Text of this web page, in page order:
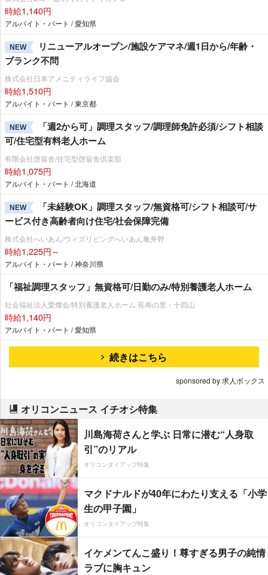
時給1,140円
アルバイト・パート / 愛知県
NEW
リニューアルオープン/施設ケアマネ/週1日から/年齢・
ブランク不問
株式会社日本アメニティライフ協会
時給1,510円
アルバイト・パート / 東京都
NEW
「週2から可」調理スタッフ/調理師免許必須/シフト相談
可/住宅型有料老人ホーム
有限会社啓翁舎/住宅型啓翁舎倶楽部
時給1,075円
アルバイト・パート / 北海道
NEW
「未経験OK」調理スタッフ/無資格可/シフト相談可/サ
ービス付き高齢者向け住宅/社会保障完備
株式会社へいあん/ウィズリビングへいあん亀井野
時給1,225円～
アルバイト・パート / 神奈川県
「福祉調理スタッフ」無資格可/日勤のみ/特別養護老人ホーム
社会福祉法人愛燦会/特別養護老人ホーム 長寿の里・十四山
時給1,140円
アルバイト・パート / 愛知県
続きはこちら
sponsored by 求人ボックス
オリコンニュース イチオシ特集
川島海荷さんと学ぶ 日常に潜む“人身取
引”のリアル
オリコンタイアップ特集
マクドナルドが40年にわたり支える「小学
生の甲子園」
オリコンタイアップ特集
イケメンてんこ盛り！尊すぎる男子の純情
ラブに胸キュン